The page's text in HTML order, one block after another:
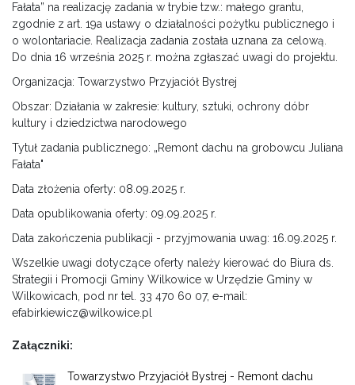
Fałata” na realizację zadania w trybie tzw.: małego grantu,
zgodnie z art. 19a ustawy o działalności pożytku publicznego i
o wolontariacie. Realizacja zadania została uznana za celową.
Do dnia 16 września 2025 r. można zgłaszać uwagi do projektu.
Organizacja: Towarzystwo Przyjaciół Bystrej
Obszar: Działania w zakresie: kultury, sztuki, ochrony dóbr
kultury i dziedzictwa narodowego
Tytuł zadania publicznego: „Remont dachu na grobowcu Juliana
Fałata"
Data złożenia oferty: 08.09.2025 r.
Data opublikowania oferty: 09.09.2025 r.
Data zakończenia publikacji - przyjmowania uwag: 16.09.2025 r.
Wszelkie uwagi dotyczące oferty należy kierować do Biura ds.
Strategii i Promocji Gminy Wilkowice w Urzędzie Gminy w
Wilkowicach, pod nr tel. 33 470 60 07, e-mail:
efabirkiewicz@wilkowice.pl
Załączniki:
Towarzystwo Przyjaciół Bystrej - Remont dachu